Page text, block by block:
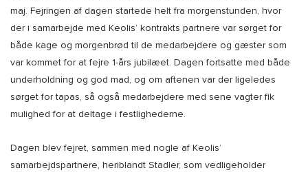
maj. Fejringen af dagen startede helt fra morgenstunden, hvor
der i samarbejde med Keolis’ kontrakts partnere var sørget for
både kage og morgenbrød til de medarbejdere og gæster som
var kommet for at fejre 1-års jubilæet. Dagen fortsatte med både
underholdning og god mad, og om aftenen var der ligeledes
sørget for tapas, så også medarbejdere med sene vagter fik
mulighed for at deltage i festlighederne.
Dagen blev fejret, sammen med nogle af Keolis’
samarbejdspartnere, heriblandt Stadler, som vedligeholder